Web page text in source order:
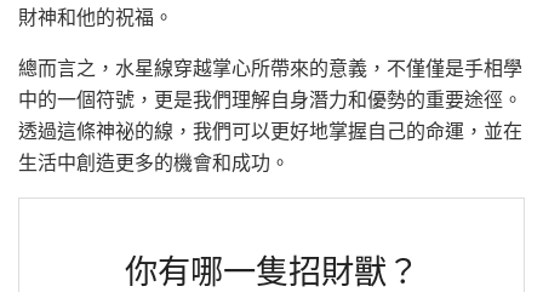
財神和他的祝福。
總而言之，水星線穿越掌心所帶來的意義，不僅僅是手相學
中的一個符號，更是我們理解自身潛力和優勢的重要途徑。
透過這條神祕的線，我們可以更好地掌握自己的命運，並在
生活中創造更多的機會和成功。
你有哪一隻招財獸？